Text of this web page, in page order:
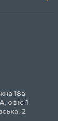
18а
офіс 1
2